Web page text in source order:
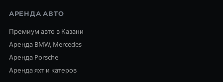
АРЕНДА АВТО
Премиум авто в Казани
Аренда BMW, Mercedes
Аренда Porsche
Аренда яхт и катеров